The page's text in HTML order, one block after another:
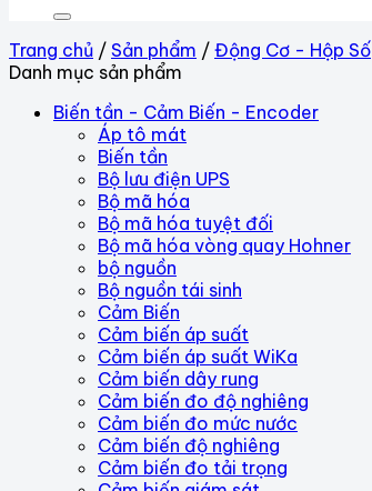
Trang chủ / Sản phẩm / Động Cơ - Hộp Số
Danh mục sản phẩm
Biến tần - Cảm Biến - Encoder
Áp tô mát
Biến tần
Bộ lưu điện UPS
Bộ mã hóa
Bộ mã hóa tuyệt đối
Bộ mã hóa vòng quay Hohner
bộ nguồn
Bộ nguồn tái sinh
Cảm Biến
Cảm biến áp suất
Cảm biến áp suất WiKa
Cảm biến dây rung
Cảm biến đo độ nghiêng
Cảm biến đo mức nước
Cảm biến độ nghiêng
Cảm biến đo tải trọng